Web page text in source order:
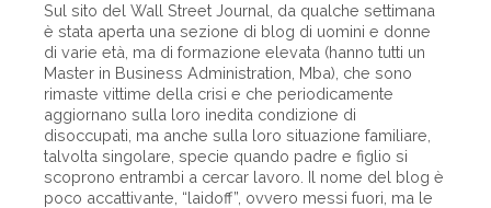
Sul sito del Wall Street Journal, da qualche settimana
è stata aperta una sezione di blog di uomini e donne
di varie età, ma di formazione elevata (hanno tutti un
Master in Business Administration, Mba), che sono
rimaste vittime della crisi e che periodicamente
aggiornano sulla loro inedita condizione di
disoccupati, ma anche sulla loro situazione familiare,
talvolta singolare, specie quando padre e figlio si
scoprono entrambi a cercar lavoro. Il nome del blog è
poco accattivante, “laidoff”, ovvero messi fuori, ma le